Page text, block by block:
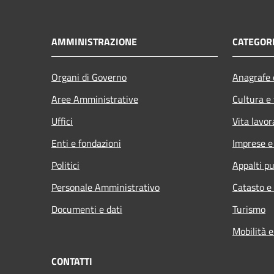
AMMINISTRAZIONE
Organi di Governo
Aree Amministrative
Uffici
Enti e fondazioni
Politici
Personale Amministrativo
Documenti e dati
Cultura
Vita
Imprese
Appalti
Catasto
Turismo
Mobilità
CONTATTI